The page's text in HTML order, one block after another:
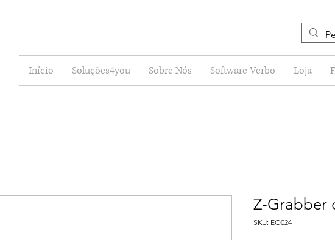
Início Soluções4you Sobre Nós Software Verbo Loja
Z-Grabber
SKU: EO024